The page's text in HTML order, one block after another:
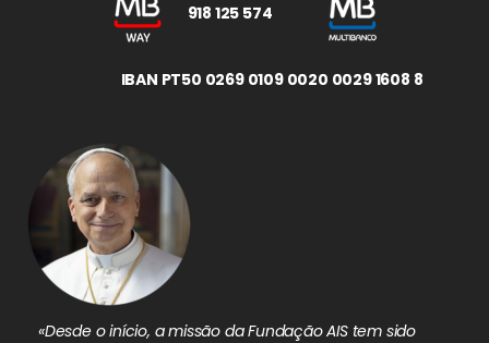
918 125 574
IBAN PT50 0269 0109 0020 0029 1608 8
«Desde o início, a missão da Fundação AIS tem sido